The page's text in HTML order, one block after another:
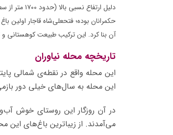
دلیل
حکمرانان بوده؛ فتحعلی‌شاه قاجار اولین
آن بنا کرد. این ترکیب طبیعت کوهستانی
تاریخچه محله نیاوران
این محله واقع در نقطه‌ی شمالی
این محله به سال‌های خیلی دور
در آن روزگار این روستای خوش
می‌آﻣﺪﻧﺪ. از زیباترین باغ‌های این